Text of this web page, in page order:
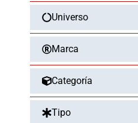
VILLAINS
VERDE/MORADO
cantidad
Universo
Marca
Categoría
Tipo